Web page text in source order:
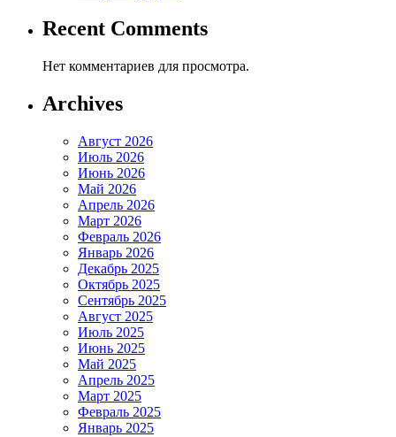
Recent Comments
Нет комментариев для просмотра.
Archives
Август 2026
Июль 2026
Июнь 2026
Май 2026
Апрель 2026
Март 2026
Февраль 2026
Январь 2026
Декабрь 2025
Октябрь 2025
Сентябрь 2025
Август 2025
Июль 2025
Июнь 2025
Май 2025
Апрель 2025
Март 2025
Февраль 2025
Январь 2025